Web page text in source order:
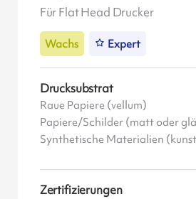
Für Flat Head Drucker
Wachs Expert
Drucksubstrat
Raue Papiere (vellum)
Papiere/Schilder (matt oder
Synthetische Materialien
Zertifizierungen